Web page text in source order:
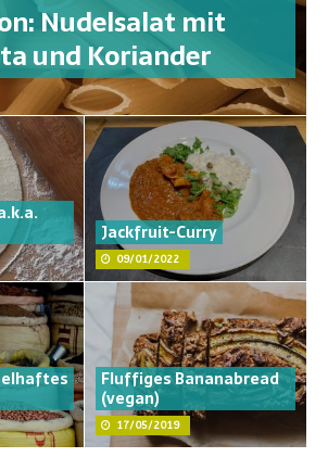
Nudelsalat mit
und Koriander
Jackfruit-Curry
09/01/2022
Fluffiges Bananabread
(vegan)
17/05/2019